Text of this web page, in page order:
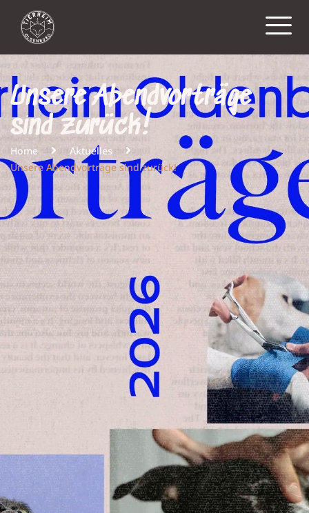
Unsere Abendvorträge
sind zurück!
Home
Aktuelles
Unsere Abendvorträge sind zurück!